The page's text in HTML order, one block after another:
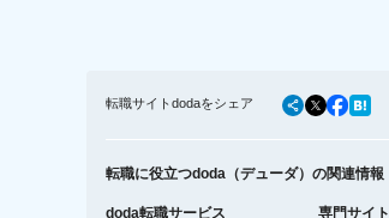
転職サイトdodaをシェア
転職に役立つdoda（デューダ）の関連情報
doda転職サービス 専門サイト